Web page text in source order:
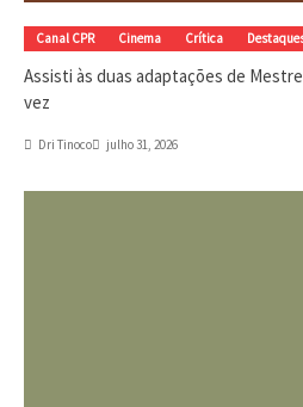
Canal CPR Cinema Crítica
Assisti às duas adaptações de
vez
Dri Tinoco julho 31, 2026